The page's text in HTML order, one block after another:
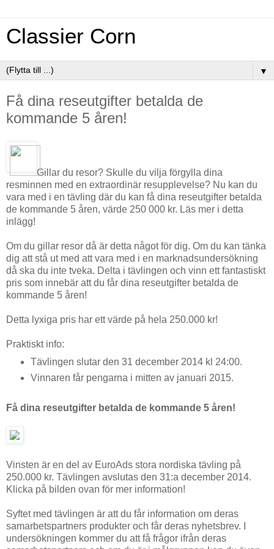
Classier Corn
▼
Få dina reseutgifter betalda de
kommande 5 åren!
Gillar du resor? Skulle du vilja förgylla dina
resminnen med en extraordinär resupplevelse? Nu kan du
vara med i en tävling där du kan få dina reseutgifter betalda
de kommande 5 åren, värde 250 000 kr. Läs mer i detta
inlägg!
Om du gillar resor då är detta något för dig. Om du kan tänka
dig att stå ut med att vara med i en marknadsundersökning
då ska du inte tveka. Delta i tävlingen och vinn ett fantastiskt
pris som innebär att du får dina reseutgifter betalda de
kommande 5 åren!
Detta lyxiga pris har ett värde på hela 250.000 kr!
Praktiskt info:
Tävlingen slutar den 31 december 2014 kl 24:00.
Vinnaren får pengarna i mitten av januari 2015.
Få dina reseutgifter betalda de kommande 5 åren!
Vinsten är en del av EuroAds stora nordiska tävling på
250.000 kr. Tävlingen avslutas den 31:a december 2014.
Klicka på bilden ovan för mer information!
Syftet med tävlingen är att du får information om deras
samarbetspartners produkter och får deras nyhetsbrev. I
undersökningen kommer du att få frågor ifrån deras